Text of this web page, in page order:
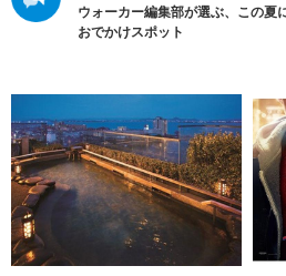
ウォーカー編集部が選ぶ、この夏
おでかけスポット